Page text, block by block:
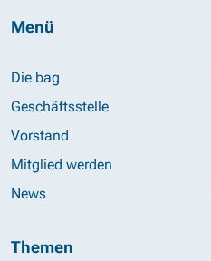
Menü
Die bag
Geschäftsstelle
Vorstand
Mitglied werden
News
Themen